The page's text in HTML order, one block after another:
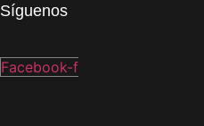
Síguenos
Facebook-f